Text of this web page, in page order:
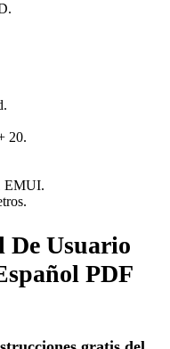
20.
EMUI.
De Usuario
PDF